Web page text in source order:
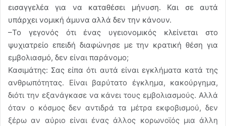
εισαγγελέα για να καταθέσει μήνυση. Και σε αυτά
υπάρχει νομική άμυνα αλλά δεν την κάνουν.
–Το γεγονός ότι ένας υγειονομικός κλείνεται στο
ψυχιατρείο επειδή διαφώνησε με την κρατική θέση για
εμβολιασμό, δεν είναι παράνομο;
Κασιμάτης: Σας είπα ότι αυτά είναι εγκλήματα κατά της
ανθρωπότητας. Είναι βαρύτατο έγκλημα, κακούργημα,
διότι την εξανάγκασε να κάνει τους εμβολιασμούς. Αλλά
όταν ο κόσμος δεν αντιδρά τα μέτρα εκφοβισμού, δεν
ξέρω αν αύριο είναι ένας άλλος κορωνοϊός μια άλλη